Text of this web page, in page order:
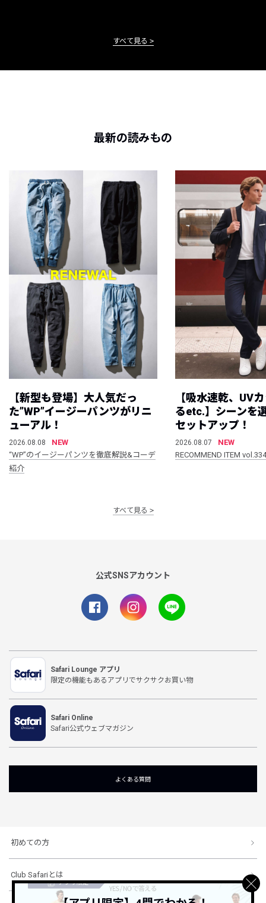
すべて見る
最新の読みもの
【新型も登場】大人気だっ
た”WP”イージーパンツがリニ
ューアル！
2026.08.08
NEW
“WP”のイージーパンツを徹底解説&コーデ
紹介
【吸水速乾、UV
るetc.】シーンを
セットアップ！
2026.08.07
NEW
RECOMMEND ITEM vol.334
すべて見る
公式SNSアカウント
Safari Lounge アプリ
限定の機能もあるアプリでサクサクお買い物
Safari Online
Safari公式ウェブマガジン
よくある質問
初めての方
Club Safariとは